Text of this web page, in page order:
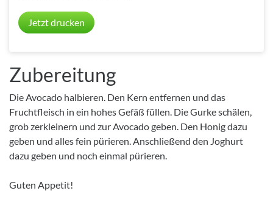
Jetzt drucken
Zubereitung
Die Avocado halbieren. Den Kern entfernen und das
Fruchtfleisch in ein hohes Gefäß füllen. Die Gurke schälen,
grob zerkleinern und zur Avocado geben. Den Honig dazu
geben und alles fein pürieren. Anschließend den Joghurt
dazu geben und noch einmal pürieren.
Guten Appetit!